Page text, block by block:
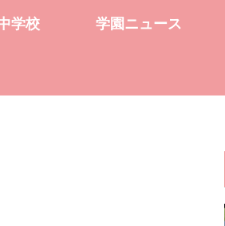
学校 学園ニュース